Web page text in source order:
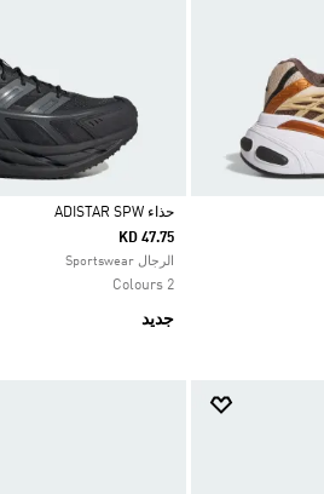
Selected
حذاء ADISTAR SPW
KD 47.75
الرجال Sportswear
2 Colours
جديد